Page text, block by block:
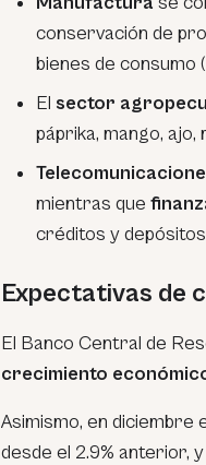
conservación de
bienes de consumo
El sector
páprika, mango, ajo,
mientras que
créditos y
Expectativas de
El Banco Central de
crecimiento
Asimismo, en diciembre
desde el 2.9% anterior,